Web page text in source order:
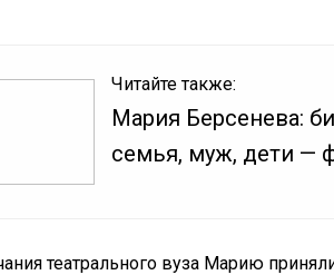
Читайте также:
Мария Берсенева:
семья, муж, дети —
театрального вуза Марию